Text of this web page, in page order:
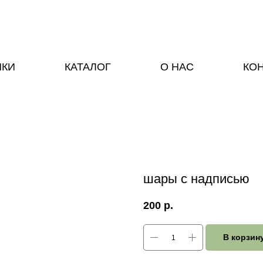
КАТАЛОГ О НАС
шары с надписью
200 р.
В